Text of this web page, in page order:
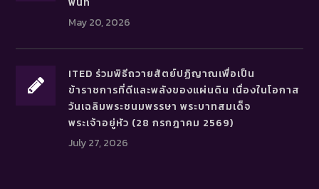
May 20, 2026
ITED ร่วมพิธีถวายสัตย์ปฏิญาณเพื่อเป็น
ข้าราชการที่ดีและพลังของแผ่นดิน เนื่องในโอกาส
วันเฉลิมพระชนมพรรษา พระบาทสมเด็จ
พระเจ้าอยู่หัว (28 กรกฎาคม 2569)
July 27, 2026